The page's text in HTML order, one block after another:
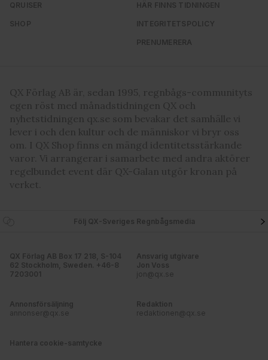
QRUISER
SHOP
HÄR FINNS TIDNINGEN
INTEGRITETSPOLICY
PRENUMERERA
QX Förlag AB är, sedan 1995, regnbågs-communityts
egen röst med månadstidningen QX och
nyhetstidningen qx.se som bevakar det samhälle vi
lever i och den kultur och de människor vi bryr oss
om. I QX Shop finns en mängd identitetsstärkande
varor. Vi arrangerar i samarbete med andra aktörer
regelbundet event där QX-Galan utgör kronan på
verket.
Följ QX-Sveriges Regnbågsmedia
QX Förlag AB Box 17 218, S-104
62 Stockholm, Sweden. +46-8
7203001
Ansvarig utgivare
Jon Voss
jon@qx.se
Annonsförsäljning
annonser@qx.se
Redaktion
redaktionen@qx.se
Hantera cookie-samtycke